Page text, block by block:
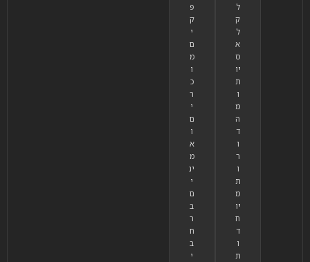
ל
ק
ל
א
ס
יו
ת
ו
מ
ה
ד
ו
ר
ו
ת
מ
יו
ח
ד
ו
ת
פ
ק
י
ם
מ
ו
כ
ר
י
ם
ו
א
מ
ינ
י
ם
ב
ר
ח
ב
י